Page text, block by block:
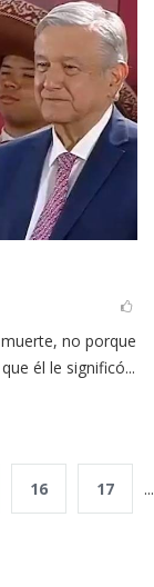
no porque
él le significó...
16 17 ...